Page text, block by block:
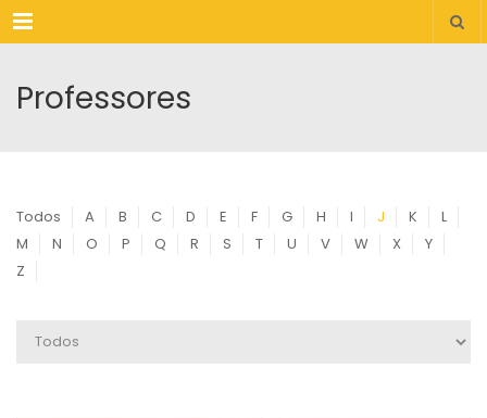
Menu
Professores
Todos A B C D E F G H I J K
L
M
N O P Q R S T U V W X
Y
Z